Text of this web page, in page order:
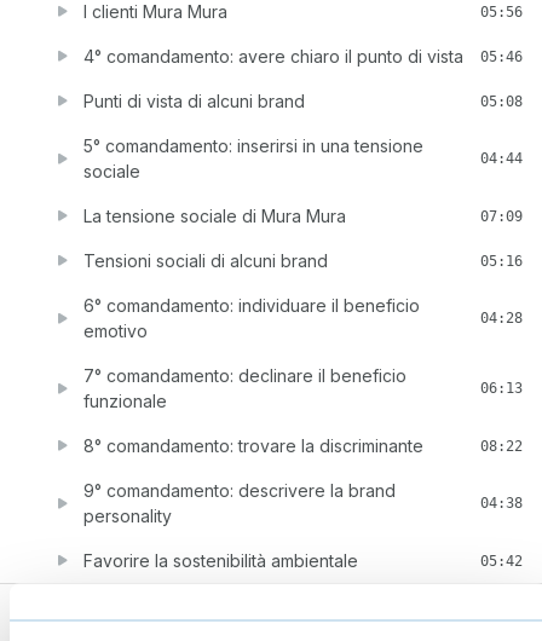
I clienti Mura Mura 05:56
4° comandamento: avere chiaro il punto di vista 05:46
Punti di vista di alcuni brand 05:08
5° comandamento: inserirsi in una tensione
sociale
04:44
La tensione sociale di Mura Mura 07:09
Tensioni sociali di alcuni brand 05:16
6° comandamento: individuare il beneficio
emotivo
04:28
7° comandamento: declinare il beneficio
funzionale
06:13
8° comandamento: trovare la discriminante 08:22
9° comandamento: descrivere la brand
personality
04:38
Favorire la sostenibilità ambientale 05:42